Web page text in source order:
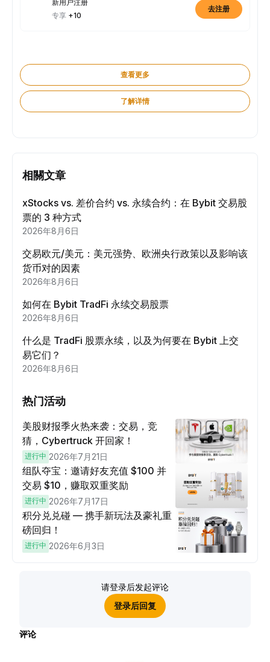
新用户注册
专享 +10
去注册
查看更多
了解详情
相關文章
xStocks vs. 差价合约 vs. 永续合约：在 Bybit 交易股
票的 3 种方式
2026年8月6日
交易欧元/美元：美元强势、欧洲央行政策以及影响该
货币对的因素
2026年8月6日
如何在 Bybit TradFi 永续交易股票
2026年8月6日
什么是 TradFi 股票永续，以及为何要在 Bybit 上交
易它们？
2026年8月6日
热门活动
美股财报季火热来袭：交易，竞
猜，Cybertruck 开回家！
进行中 2026年7月21日
组队夺宝：邀请好友充值 $100 并
交易 $10，赚取双重奖励
进行中 2026年7月17日
积分兑兑碰 — 携手新玩法及豪礼重
磅回归！
进行中 2026年6月3日
请登录后发起评论
登录后回复
评论